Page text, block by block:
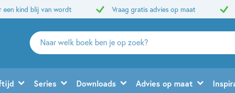
een kind blij van wordt Vraag gratis advies op maat
Zoeken
naar
en
Series Downloads Advies op maat